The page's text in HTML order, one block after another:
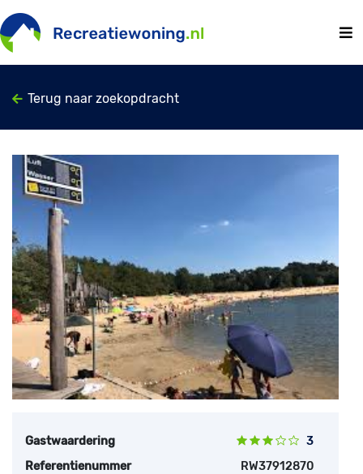
Terug naar zoekopdracht
Previous
Next
Gastwaardering
3
Referentienummer
RW37912870